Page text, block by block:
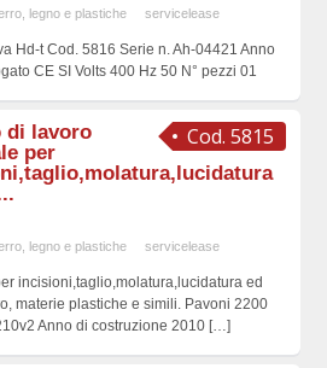
legno e plastiche servicelease
Hd-t Cod. 5816 Serie n. Ah-04421 Anno
CE SI Volts 400 Hz 50 N° pezzi 01
Cod. 5815
di lavoro
per
legno e plastiche servicelease
incisioni,taglio,molatura,lucidatura ed
materie plastiche e simili. Pavoni 2200
Anno di costruzione 2010 […]